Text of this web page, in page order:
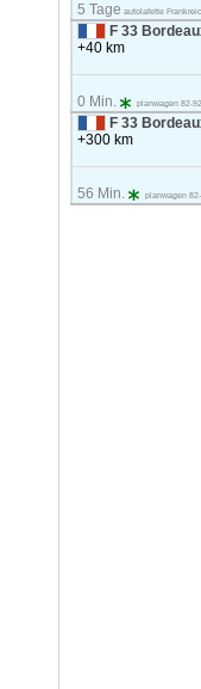
5 Tage autolafette
F 33
+40 km
0 Min. planwagen 82-
F 33
+300 km
56 Min. planwagen